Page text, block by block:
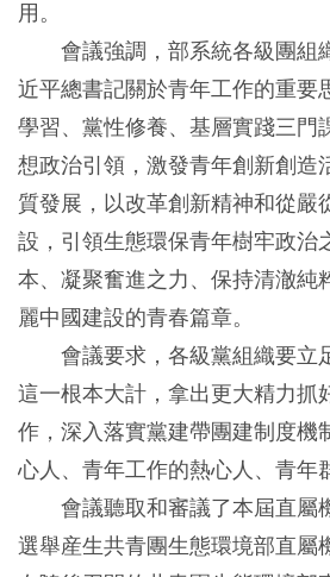
用。
會議強調，部系統各級團組
近平總書記關於青年工作的重要
學習、黨性修養、基層實踐三門
想政治引領，激發青年創新創造
質發展，以改革創新精神和從嚴
設，引領生態環保青年樹牢政治
本、凝聚奮進之力、保持清澈純
麗中國建設的青春篇章。
會議要求，各級黨組織要立
這一根本大計，拿出更大精力抓
作，深入落實黨建帶團建制度機
心人、青年工作的熱心人、青年
會議聽取和審議了本屆直屬機
選舉産生共青團生態環境部直屬